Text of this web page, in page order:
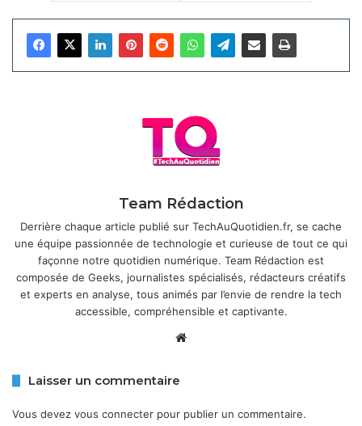
Selon le site allemand iPhone Ticker, PayPal a entamé un
déploiement progressif de sa fonctionnalité de paiement
sans contact en Allemagne, où les utilisateurs peuvent
service est limité aux terminaux acceptant Mastercard,
excluant les cartes Visa en raison d’un partenariat exclusif
européens comme la France et la Belgique dans les mois à
venir.
PayPal n’est pas le premier à tirer parti de l’ouverture de la
puce NFC d’Apple. En décembre 2024, l’application
norvégienne Vipps a été la première à proposer une
solution de paiement sans contact sur iPhone en Europe.
à favoriser l’innovation et à offrir plus de choix aux
proposant des offres de cashback avec certains
Team Rédaction
Derrière chaque article publié sur TechAuQuotidien.fr, se cache
une équipe passionnée de technologie et curieuse de tout ce qui
façonne notre quotidien numérique. Team Rédaction est
composée de Geeks, journalistes spécialisés, rédacteurs créatifs
et experts en analyse, tous animés par l’envie de rendre la tech
accessible, compréhensible et captivante.
Laisser un commentaire
Vous devez vous connecter pour publier un commentaire.